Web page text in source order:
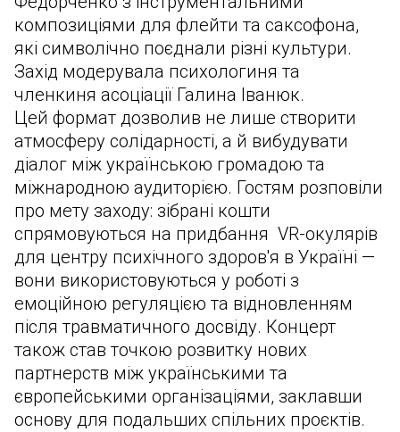
композиціями для флейти та саксофона,
які символічно поєднали різні культури.
Захід модерувала психологиня та
членкиня асоціації Галина Іванюк.
Цей формат дозволив не лише створити
атмосферу солідарності, а й вибудувати
діалог між українською громадою та
міжнародною аудиторією. Гостям розповіли
про мету заходу: зібрані кошти
спрямовуються на придбання VR-окулярів
для центру психічного здоров'я в Україні —
вони використовуються у роботі з
емоційною регуляцією та відновленням
після травматичного досвіду. Концерт
також став точкою розвитку нових
партнерств між українськими та
європейськими організаціями, заклавши
основу для подальших спільних проєктів.